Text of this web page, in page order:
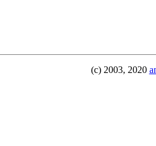
(c) 2003, 2020